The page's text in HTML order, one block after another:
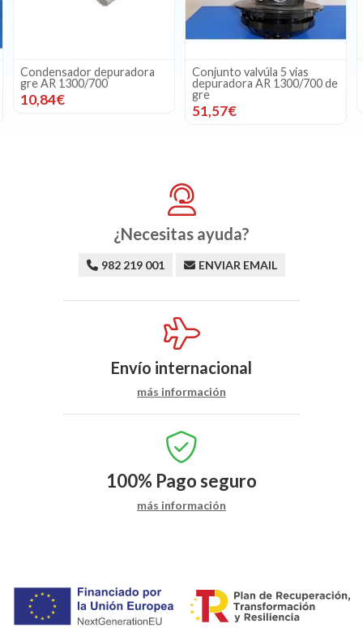
Condensador depuradora
gre AR 1300/700
10,84€
Conjunto valvúla 5 vias
depuradora AR 1300/700 de
gre
51,57€
¿Necesitas ayuda?
982 219 001 ENVIAR EMAIL
Envío internacional
más información
100% Pago seguro
más información